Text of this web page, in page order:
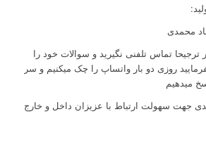
تماس تلفنی نگیرید و سوالات خود را
روزی دو بار واتساپ را چک میکنیم و سر
میدهیم
جهت سهولت ارتباط با عزیزان داخل و خارج